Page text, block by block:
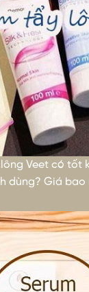
lông Veet có tốt
dùng? Giá bao